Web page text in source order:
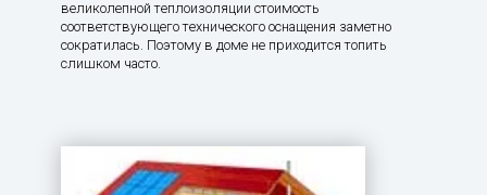
великолепной теплоизоляции стоимость
соответствующего технического оснащения заметно
сократилась. Поэтому в доме не приходится топить
слишком часто.